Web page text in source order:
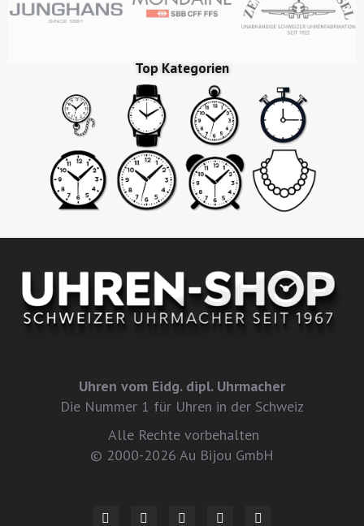
Top Kategorien
Uhren vom Eidg. dipl. Uhrmacher
Die Nummer 1 für Uhren in der Schweiz
Alle Rechte vorbehalten
© 2000-2026 Au Bijou GmbH